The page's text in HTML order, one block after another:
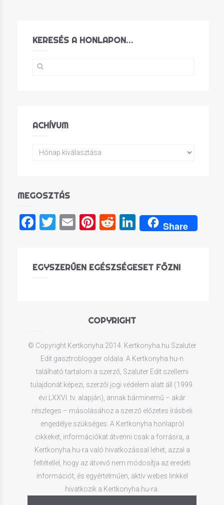
KERESÉS A HONLAPON…
ACHÍVUM
MEGOSZTÁS
Facebook
Twitter
EmailPinterest
RedditLinkedIn
Share
EGYSZERŰEN EGÉSZSÉGESET FŐZNI
COPYRIGHT
© Copyright Kertkonyha 2014. Kertkonyha.hu Szaluter
Edit gasztroblogger oldala. A Kertkonyha.hu-n
található tartalom a szerző, Szaluter Edit szellemi
tulajdonát képezi, szerzői jogi védelem alatt áll (1999.
évi LXXVI. tv. alapján), annak bárminemű – akár
részleges – másolásához a szerző előzetes írásbeli
engedélye szükséges. A Kertkonyha honlapról
cikkeket, információkat átvenni csak a forrásra, a
Kertkonyha.hu-ra való hivatkozással lehet, azzal a
feltétellel, hogy az átvevő nem módosítja az eredeti
információt, és egyértelműen, aktív webes linkkel
hivatkozik a Kertkonyha.hu-ra.